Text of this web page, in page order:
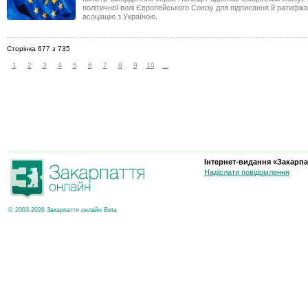
політичної волі Європейського Союзу для підписання й
асоціацію з Україною.
Сторінка 677 з 735
1 2 3 4 5 6 7 8 9 10
© 2003-2026 Закарпаття онлайн Beta
Інтернет-видання
Надіслати повідомлення